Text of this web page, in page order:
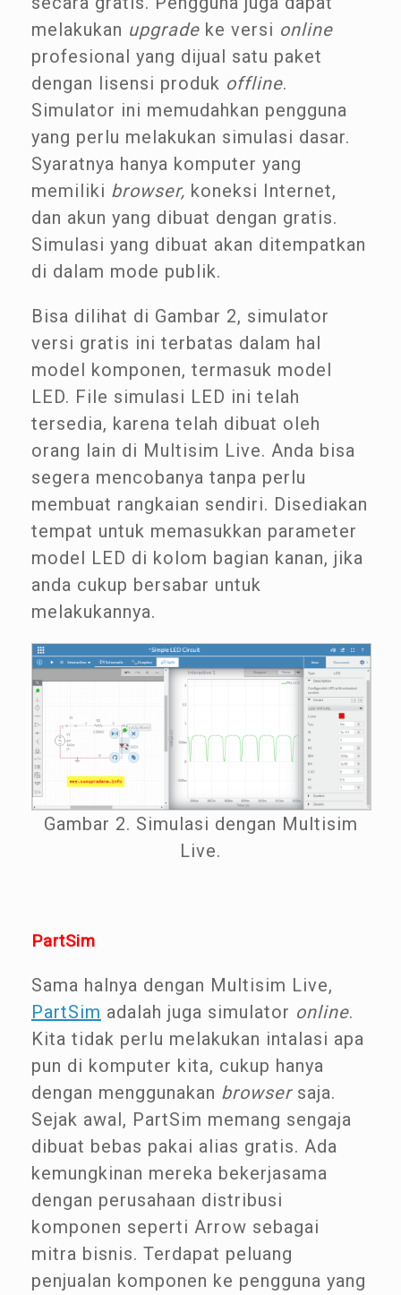
melakukan upgrade ke versi online
profesional yang dijual satu paket
dengan lisensi produk offline.
Simulator ini memudahkan pengguna
yang perlu melakukan simulasi dasar.
Syaratnya hanya komputer yang
memiliki browser, koneksi Internet,
dan akun yang dibuat dengan gratis.
Simulasi yang dibuat akan ditempatkan
di dalam mode publik.
Bisa dilihat di Gambar 2, simulator
versi gratis ini terbatas dalam hal
model komponen, termasuk model
LED. File simulasi LED ini telah
tersedia, karena telah dibuat oleh
orang lain di Multisim Live. Anda bisa
segera mencobanya tanpa perlu
membuat rangkaian sendiri. Disediakan
tempat untuk memasukkan parameter
model LED di kolom bagian kanan, jika
anda cukup bersabar untuk
melakukannya.
Gambar 2. Simulasi dengan Multisim
Live.
PartSim
Sama halnya dengan Multisim Live,
PartSim adalah juga simulator online.
Kita tidak perlu melakukan intalasi apa
pun di komputer kita, cukup hanya
dengan menggunakan browsersaja.
Sejak awal, PartSim memang sengaja
dibuat bebas pakai alias gratis. Ada
kemungkinan mereka bekerjasama
dengan perusahaan distribusi
komponen seperti Arrow sebagai
mitra bisnis. Terdapat peluang
penjualan komponen ke pengguna yang